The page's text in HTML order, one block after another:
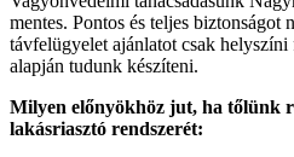
mentes. Pontos és teljes biztonságot
távfelügyelet ajánlatot csak
alapján tudunk készíteni.
Milyen előnyökhöz jut, ha tőlünk
lakásriasztó rendszerét: